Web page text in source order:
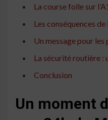
La course folle sur
Les conséquences
Un message pour les
La sécurité routière :
Conclusion
Un moment